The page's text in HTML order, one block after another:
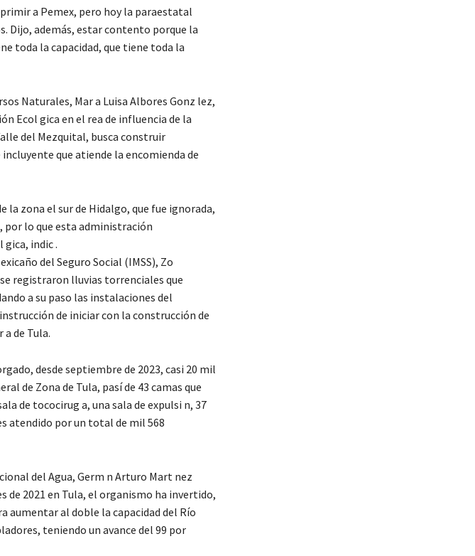
a Pemex, pero hoy la paraestatal
Dijo, además, estar contento porque la
toda la capacidad, que tiene toda la
Naturales, Mar a Luisa Albores Gonz lez,
Ecol gica en el rea de influencia de la
del Mezquital, busca construir
que atiende la encomienda de
zona el sur de Hidalgo, que fue ignorada,
por lo que esta administración
indic .
del Seguro Social (IMSS), Zo
registraron lluvias torrenciales que
a su paso las instalaciones del
de iniciar con la construcción de
de Tula.
desde septiembre de 2023, casi 20 mil
de Zona de Tula, pasí de 43 camas que
de tococirug a, una sala de expulsi n, 37
atendido por un total de mil 568
del Agua, Germ n Arturo Mart nez
de 2021 en Tula, el organismo ha invertido,
aumentar al doble la capacidad del Río
teniendo un avance del 99 por